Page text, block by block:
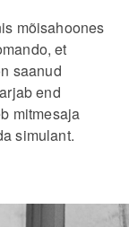
mõisahoones
et
saanud
end
mitmesaja
simulant.